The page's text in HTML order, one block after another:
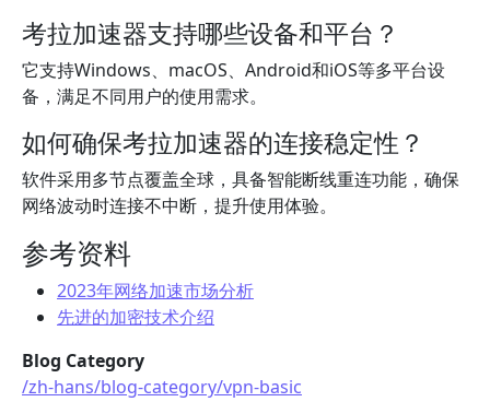
考拉加速器支持哪些设备和平台？
它支持Windows、macOS、Android和iOS等多平台设
备，满足不同用户的使用需求。
如何确保考拉加速器的连接稳定性？
软件采用多节点覆盖全球，具备智能断线重连功能，确保
网络波动时连接不中断，提升使用体验。
参考资料
2023年网络加速市场分析
先进的加密技术介绍
Blog Category
/zh-hans/blog-category/vpn-basic